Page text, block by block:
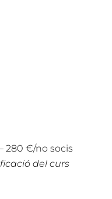
280 €/no socis
del curs